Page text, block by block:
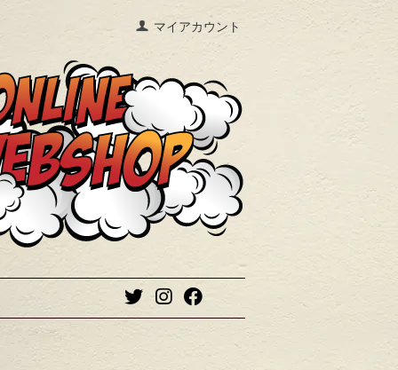
マイアカウント